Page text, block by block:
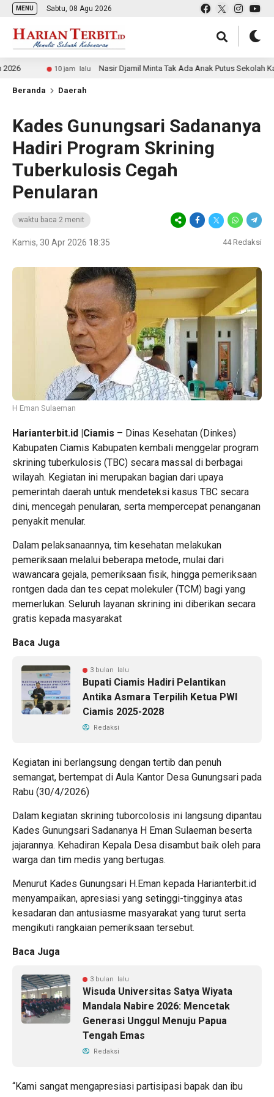
MENU Sabtu, 08 Agu 2026
10 jam lalu Nasir Djamil Minta Tak Ada Anak Putus Sekolah Karena
Beranda Daerah
Kades Gunungsari Sadananya
Hadiri Program Skrining
Tuberkulosis Cegah
Penularan
waktu baca 2 menit
Kamis, 30 Apr 2026 18:35 44Redaksi
H Eman Sulaeman
Harianterbit.id |Ciamis – Dinas Kesehatan (Dinkes)
Kabupaten Ciamis Kabupaten kembali menggelar program
skrining tuberkulosis (TBC) secara massal di berbagai
wilayah. Kegiatan ini merupakan bagian dari upaya
pemerintah daerah untuk mendeteksi kasus TBC secara
dini, mencegah penularan, serta mempercepat penanganan
penyakit menular.
Dalam pelaksanaannya, tim kesehatan melakukan
pemeriksaan melalui beberapa metode, mulai dari
wawancara gejala, pemeriksaan fisik, hingga pemeriksaan
rontgen dada dan tes cepat molekuler (TCM) bagi yang
memerlukan. Seluruh layanan skrining ini diberikan secara
gratis kepada masyarakat
Baca Juga
3 bulan lalu
Bupati Ciamis Hadiri Pelantikan
Antika Asmara Terpilih Ketua PWI
Ciamis 2025-2028
Redaksi
Kegiatan ini berlangsung dengan tertib dan penuh
semangat, bertempat di Aula Kantor Desa Gunungsari pada
Rabu (30/4/2026)
Dalam kegiatan skrining tuborcolosis ini langsung dipantau
Kades Gunungsari Sadananya H Eman Sulaeman beserta
jajarannya. Kehadiran Kepala Desa disambut baik oleh para
warga dan tim medis yang bertugas.
Menurut Kades Gunungsari H.Eman kepada Harianterbit.id
menyampaikan, apresiasi yang setinggi-tingginya atas
kesadaran dan antusiasme masyarakat yang turut serta
mengikuti rangkaian pemeriksaan tersebut.
Baca Juga
3 bulan lalu
Wisuda Universitas Satya Wiyata
Mandala Nabire 2026: Mencetak
Generasi Unggul Menuju Papua
Tengah Emas
Redaksi
“Kami sangat mengapresiasi partisipasi bapak dan ibu